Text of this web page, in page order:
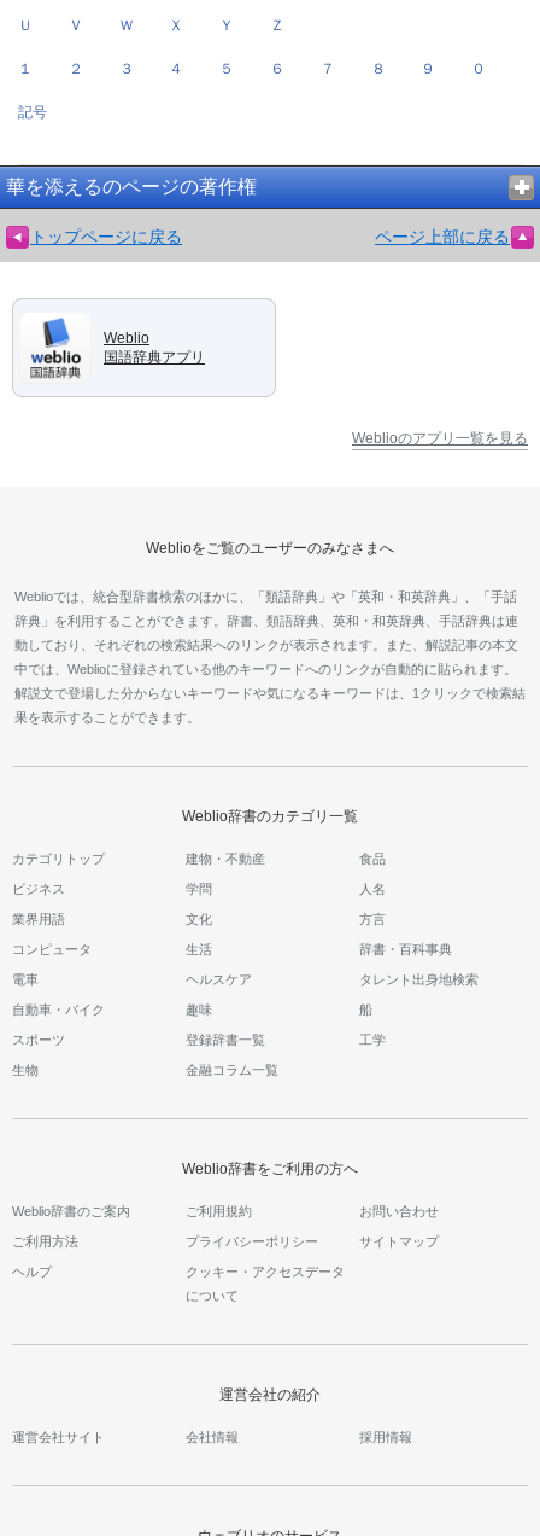
Ｕ Ｖ Ｗ Ｘ Ｙ Ｚ
１ ２ ３ ４ ５ ６ ７ ８ ９ ０
記号
華を添えるのページの著作権
トップページに戻る ページ上部に戻る
Weblio
国語辞典アプリ
Weblioのアプリ一覧を見る
Weblioをご覧のユーザーのみなさまへ
Weblioでは、統合型辞書検索のほかに、「類語辞典」や「英和・和英辞典」、「手話
辞典」を利用することができます。辞書、類語辞典、英和・和英辞典、手話辞典は連
動しており、それぞれの検索結果へのリンクが表示されます。また、解説記事の本文
中では、Weblioに登録されている他のキーワードへのリンクが自動的に貼られます。
解説文で登場した分からないキーワードや気になるキーワードは、1クリックで検索結
果を表示することができます。
Weblio辞書のカテゴリ一覧
カテゴリトップ 建物・不動産 食品
ビジネス 学問 人名
業界用語 文化 方言
コンピュータ 生活 辞書・百科事典
電車 ヘルスケア タレント出身地検索
自動車・バイク 趣味 船
スポーツ 登録辞書一覧 工学
生物 金融コラム一覧
Weblio辞書をご利用の方へ
Weblio辞書のご案内 ご利用規約 お問い合わせ
ご利用方法 プライバシーポリシー サイトマップ
ヘルプ
クッキー・アクセスデータ
について
運営会社の紹介
運営会社サイト 会社情報 採用情報